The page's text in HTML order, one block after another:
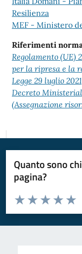
Resilienza
MEF - Ministero
Riferimenti
Regolamento (UE)
per la ripresa e la
Legge 29 luglio
Decreto
(Assegnazione
Quanto sono
pagina?
Valuta da 1 a 5 stelle la
Valuta
Valuta 3
Valuta 2 stelle
Valuta 1 stelle su 5